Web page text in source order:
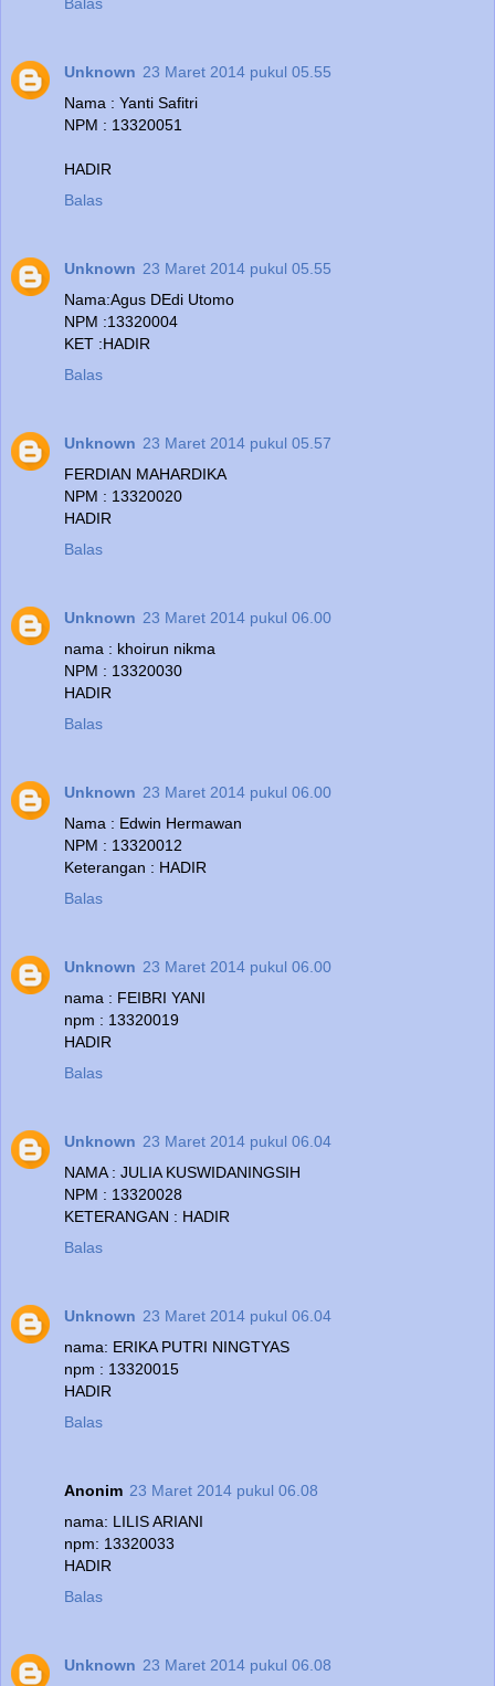
Balas
Unknown 23 Maret 2014 pukul 05.55
Nama : Yanti Safitri
NPM : 13320051
HADIR
Balas
Unknown 23 Maret 2014 pukul 05.55
Nama:Agus DEdi Utomo
NPM :13320004
KET :HADIR
Balas
Unknown 23 Maret 2014 pukul 05.57
FERDIAN MAHARDIKA
NPM : 13320020
HADIR
Balas
Unknown 23 Maret 2014 pukul 06.00
nama : khoirun nikma
NPM : 13320030
HADIR
Balas
Unknown 23 Maret 2014 pukul 06.00
Nama : Edwin Hermawan
NPM : 13320012
Keterangan : HADIR
Balas
Unknown 23 Maret 2014 pukul 06.00
nama : FEIBRI YANI
npm : 13320019
HADIR
Balas
Unknown 23 Maret 2014 pukul 06.04
NAMA : JULIA KUSWIDANINGSIH
NPM : 13320028
KETERANGAN : HADIR
Balas
Unknown 23 Maret 2014 pukul 06.04
nama: ERIKA PUTRI NINGTYAS
npm : 13320015
HADIR
Balas
Anonim 23 Maret 2014 pukul 06.08
nama: LILIS ARIANI
npm: 13320033
HADIR
Balas
Unknown 23 Maret 2014 pukul 06.08